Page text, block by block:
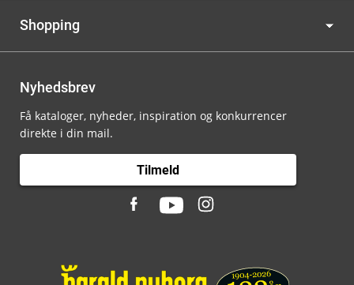
Shopping
Nyhedsbrev
Få kataloger, nyheder, inspiration og konkurrencer
direkte i din mail.
Tilmeld